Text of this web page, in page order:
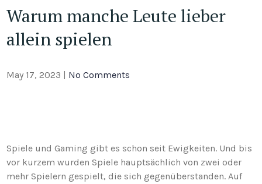
Warum manche Leute lieber
allein spielen
May 17, 2023 | No Comments
Spiele und Gaming gibt es schon seit Ewigkeiten. Und bis
vor kurzem wurden Spiele hauptsächlich von zwei oder
mehr Spielern gespielt, die sich gegenüberstanden. Auf